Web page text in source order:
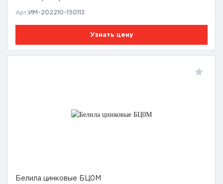
Арт: ИМ-202210-150113
Узнать цену
Белила цинковые БЦ0М